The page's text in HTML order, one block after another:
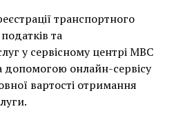
транспортного
та
у сервісному центрі МВС
допомогою онлайн-сервісу
вартості отримання